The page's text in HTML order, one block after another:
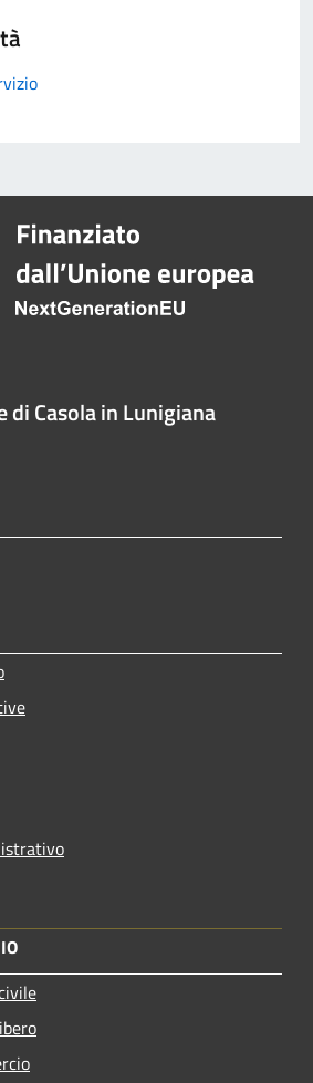
di Casola in Lunigiana